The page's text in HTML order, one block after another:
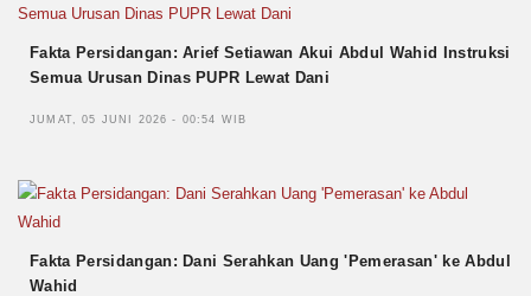
Fakta Persidangan: Arief Setiawan Akui Abdul Wahid Instruksi
Semua Urusan Dinas PUPR Lewat Dani
JUMAT, 05 JUNI 2026 - 00:54 WIB
Fakta Persidangan: Dani Serahkan Uang 'Pemerasan' ke Abdul
Wahid